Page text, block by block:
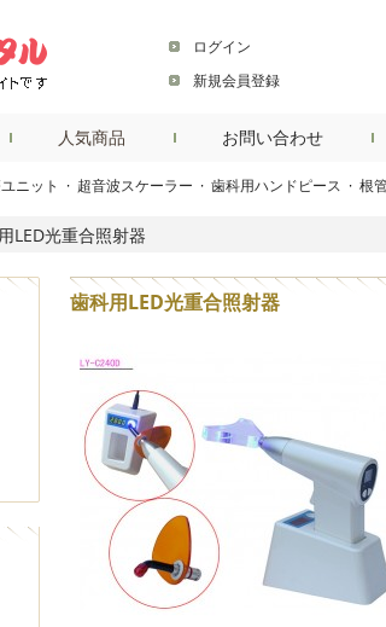
ログイン
新規会員登録
人気商品 お問い合わせ
ニット · 超音波スケーラー · 歯科用ハンドピース · 根
LED光重合照射器
歯科用LED光重合照射器